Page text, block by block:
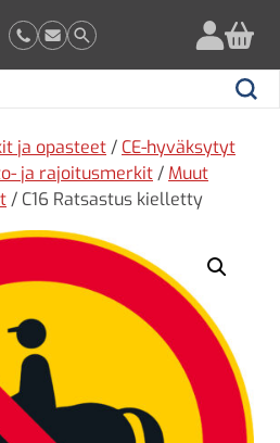
Hae
ja opasteet / CE-hyväksytyt
ja rajoitusmerkit / Muut
/ C16 Ratsastus kielletty